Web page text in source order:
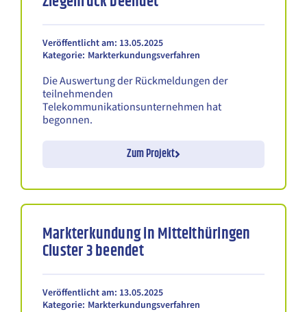
Veröffentlicht am: 13.05.2025
Kategorie: Markterkundungsverfahren
Die Auswertung der Rückmeldungen der
teilnehmenden
Telekommunikationsunternehmen hat
begonnen.
Zum Projekt
Markterkundung in Mittelthüringen
Cluster 3 beendet
Veröffentlicht am: 13.05.2025
Kategorie: Markterkundungsverfahren